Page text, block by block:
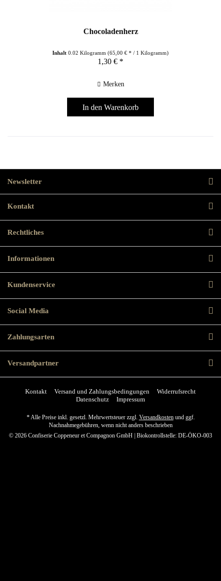
Chocoladenherz
Inhalt0.02 Kilogramm(65,00 € * / 1 Kilogramm)
1,30 € *
Merken
In den Warenkorb
Newsletter
Kontakt
Rechtliches
Informationen
Kundenservice
Social Media
Zahlungsarten
Versandpartner
Kontakt Versand und Zahlungsbedingungen
Widerrufsrecht
Datenschutz
Impressum
* Alle Preise inkl. gesetzl. Mehrwertsteuer zzgl. Versandkostenund ggf.
Nachnahmegebühren, wenn nicht anders beschrieben
© 2026 Confiserie Coppeneur et Compagnon GmbH | Biokontrollstelle: DE-ÖKO-003